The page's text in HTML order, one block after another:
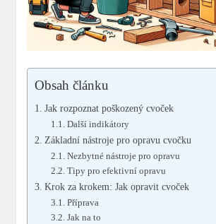
Obsah článku
Jak rozpoznat poškozený cvoček
Další indikátory
Základní nástroje pro opravu cvočku
Nezbytné nástroje pro opravu
Tipy pro efektivní opravu
Krok za krokem: Jak opravit cvoček
Příprava
Jak na to